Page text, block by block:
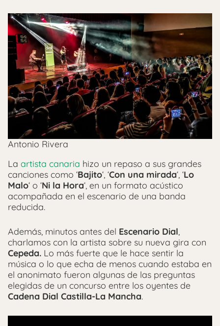
Antonio Rivera
La artista canaria hizo un repaso a sus grandes
canciones como ‘Bajito‘, ‘Con una mirada‘, ‘Lo
Malo‘ o ‘Ni la Hora‘, en un formato acústico
acompañada en el escenario de una banda
reducida.
Además, minutos antes del Escenario Dial,
charlamos con la artista sobre su nueva gira con
Cepeda. Lo más fuerte que le hace sentir la
música o lo que echa de menos cuando estaba en
el anonimato fueron algunas de las preguntas
elegidas de un concurso entre los oyentes de
Cadena Dial Castilla-La Mancha.